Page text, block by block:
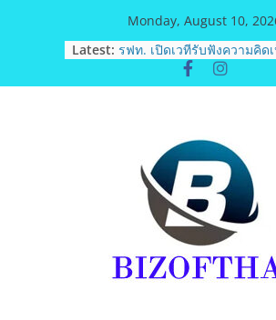
Monday, August 10,
Latest: รฟท. เปิดเวทีรับฟังความคิด
ประชาชน ครั้งที่ 2 โครงการ
สายสีแดงเข้ม “วงเวียนใหญ่
“เอกนิติ” เตือนบริษัทมหาชน
ค่าบริการวิชาชีพ ต้องเปิดเผ
บัญชีอย่างถูกต้อง ระวังการน
เงินต่อ ก.ล.ต. โดยไม่แสดงภ
ข้อเท็จจริง อาจเข้าข่ายราย
อันเป็นเท็จ
พิตบลู ศิษย์ทรายทอง กำปั้นด
ปีตัวแทน จ.พะเยาควงกำปั้น
ณัฐพัฒน์ ทองไสล กำปั้นรุ่นพี่